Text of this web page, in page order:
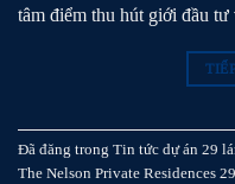
tâm điểm thu hút giới đầu
Đã đăng trong Tin tức dự án 29
The Nelson Private Residences